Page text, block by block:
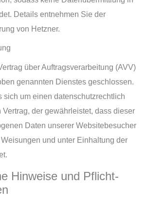
Details entnehmen Sie der
von Hetzner.
über Auftragsverarbeitung (AVV)
genannten Dienstes geschlossen.
sich um einen datenschutzrechtlich
der gewährleistet, dass dieser
Daten unserer Websitebesucher
und unter Einhaltung der
Hinweise und Pflicht­